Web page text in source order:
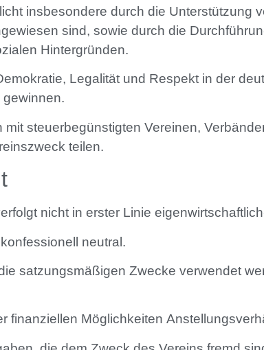
insbesondere durch die
sind, sowie durch die
Hintergründen.
Legalität und Respekt in der
steuerbegünstigten Vereinen,
teilen.
nicht in erster Linie
neutral.
satzungsmäßigen Zwecke verwendet
finanziellen Möglichkeiten